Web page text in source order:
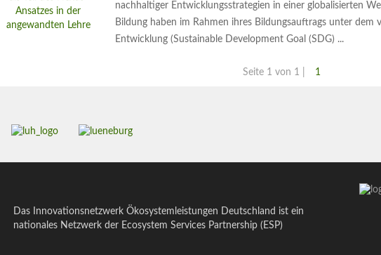
nachhaltiger Entwicklungsstrategien in einer globalisierten
Bildung haben im Rahmen ihres Bildungsauftrags unter dem
Entwicklung (Sustainable Development Goal (SDG)
Seite 1 von 1 | 1
Das Innovationsnetzwerk Ökosystemleistungen Deutschland ist ein
nationales Netzwerk der Ecosystem Services Partnership (ESP)